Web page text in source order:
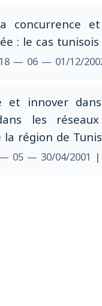
concurrence
: le cas
— 06 — 01/12/
et innover
les
région de Tunis
05 — 30/04/2001